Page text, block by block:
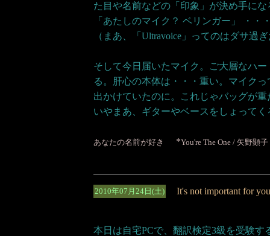
た目や名前などの「印象」が決め手に
「あたしのマイク？ ベリンガー」 ・
（まあ、「Ultravoice」ってのはダサ過
そして今日届いたマイク。ご大層なハ
る。肝心の本体は・・・重い。マイク
出かけていたのに。これじゃバッグが
いやまあ、ギターやベースをしょって
あなたの名前が好き *You're The One / 矢野顕
2010年07月24日(土) It's not important for
本日は自宅PCで、翻訳検定3級を受験